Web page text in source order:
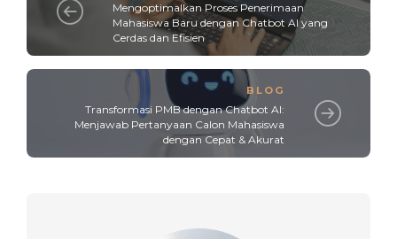
Mengoptimalkan Proses Penerimaan
Mahasiswa Baru dengan Chatbot AI yang
Cerdas dan Efisien
BLOG
Transformasi PMB dengan Chatbot AI:
Menjawab Pertanyaan Calon Mahasiswa
dengan Cepat & Akurat